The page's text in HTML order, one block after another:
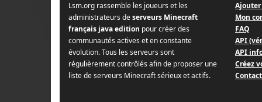
Lsm.org rassemble les joueurs et les
administrateurs deserveurs Minecraft
français java edition pour créer des
communautés actives et en constante
évolution. Tous les serveurs sont
régulièrement contrôlés afin de proposer une
liste de serveurs Minecraft sérieux et actifs.
Mon
FAQ
API
API
Créez
Contact